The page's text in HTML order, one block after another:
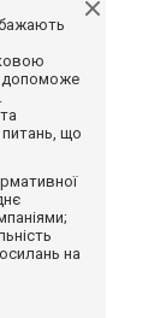
бажають
допоможе
що
на